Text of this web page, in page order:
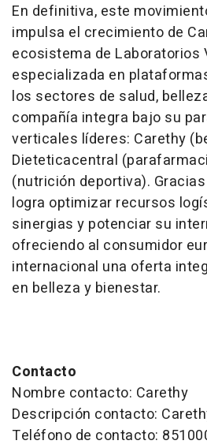
En definitiva, este
impulsa el crecimiento de
ecosistema de Laboratorios
especializada en
los sectores de salud,
compañía integra bajo su
verticales líderes: Carethy
Dieteticacentral
(nutrición deportiva).
logra optimizar recursos
sinergias y potenciar su
ofreciendo al consumidor
internacional una oferta
en belleza y bienestar.
Contacto
Nombre contacto: Carethy
Descripción contacto:
Teléfono de contacto: